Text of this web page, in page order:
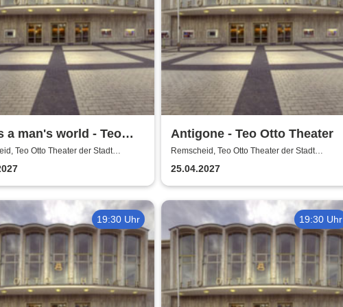
a man's world - Teo
Teo Otto Theater der Stadt
Antigone - Teo Otto Theater
Remscheid, Teo Otto Theater der Stadt
Remscheid
25.04.2027
19:30 Uhr 19:30 Uhr